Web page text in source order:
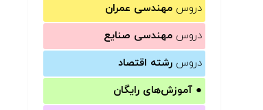
دروس مهندسی عمران
دروس مهندسی صنایع
دروس رشته اقتصاد
● آموزش‌های رایگان